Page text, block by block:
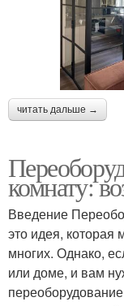
читать дальше →
комнату:
Введение
это идея, которая
многих. Однако,
или доме, и вам